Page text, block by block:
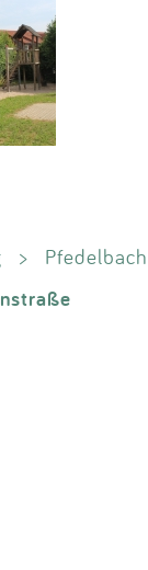
>
Pfedelbach